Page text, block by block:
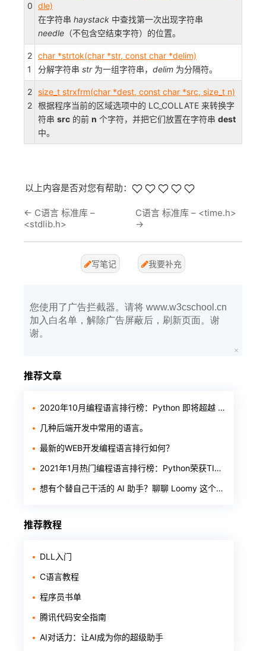
0 dle)
在字符串 haystack 中查找第一次出现字符串
needle （不包含空结束字符）的位置。
2
1
char *strtok(char *str, const char *delim)
分解字符串 str为一组字符串， delim 为分隔符。
2
2
size_t strxfrm(char *dest, const char *src, size_t n)
根据程序当前的区域选项中的 LC_COLLATE 来转换字
符串 src 的前 n 个字符，并把它们放置在字符串 dest
中。
以上内容是否对您有帮助：
← C语言 标准库 –
<stdlib.h>
C语言 标准库 – <time.h>
→
写笔记 我要补充
您使用了广告拦截器。请将 www.w3cschool.cn
加入白名单，解除广告屏蔽后，刷新页面。谢
谢。
推荐文章
2020年10月编程语言排行榜：Python 即将超越 Java
几种后端开发中常用的语言。
最新的WEB开发编程语言排行如何？
2021年1月热门编程语言排行榜：Python荣获TIOBE年度之星
想有个替自己干活的 AI 助手？聊聊 Loomy 这个「AI 工作搭子」
推荐教程
DLL入门
C语言教程
程序员书单
腾讯代码安全指南
AI对话力：让AI成为你的超级助手